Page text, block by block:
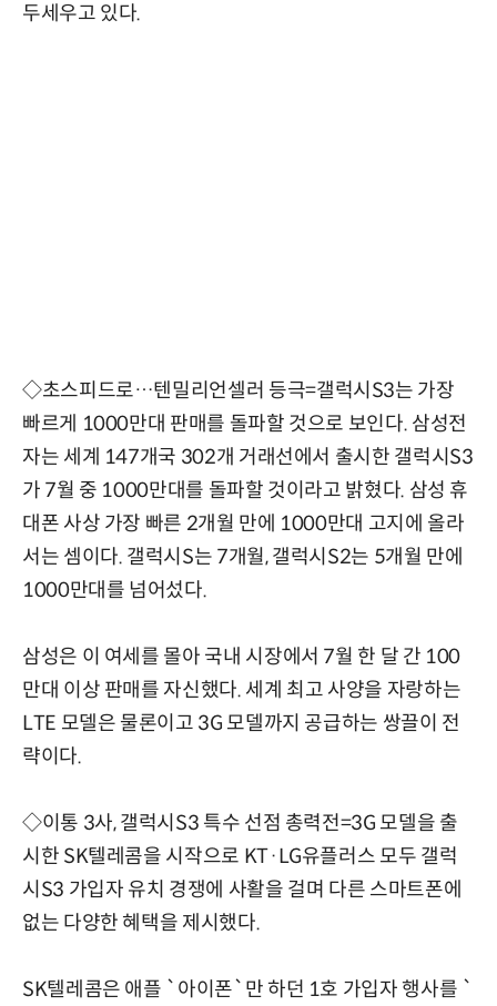
두세우고 있다.
◇초스피드로…텐밀리언셀러 등극=갤럭시S3는 가장
빠르게 1000만대 판매를 돌파할 것으로 보인다. 삼성전
자는 세계 147개국 302개 거래선에서 출시한 갤럭시S3
가 7월 중 1000만대를 돌파할 것이라고 밝혔다. 삼성 휴
대폰 사상 가장 빠른 2개월 만에 1000만대 고지에 올라
서는 셈이다. 갤럭시S는 7개월, 갤럭시S2는 5개월 만에
1000만대를 넘어섰다.
삼성은 이 여세를 몰아 국내 시장에서 7월 한 달 간 100
만대 이상 판매를 자신했다. 세계 최고 사양을 자랑하는
LTE 모델은 물론이고 3G 모델까지 공급하는 쌍끌이 전
략이다.
◇이통 3사, 갤럭시S3 특수 선점 총력전=3G 모델을 출
시한 SK텔레콤을 시작으로 KT·LG유플러스 모두 갤럭
시S3 가입자 유치 경쟁에 사활을 걸며 다른 스마트폰에
없는 다양한 혜택을 제시했다.
SK텔레콤은 애플 `아이폰`만 하던 1호 가입자 행사를 `